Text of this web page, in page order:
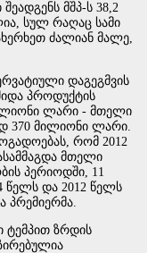
მშპ-ს 38,2
სულ რაღაც სამი
ძალიან მალე,
დაგეგმვის
პროდუქტის
ლარი - მთელი
370 მილიონი ლარი.
რომ 2012
მთელი
პერიოდში, 11
წელს და 2012 წელს
პრემიერმა.
ტემპით ზრდის